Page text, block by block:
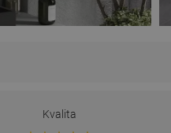
Kvalita